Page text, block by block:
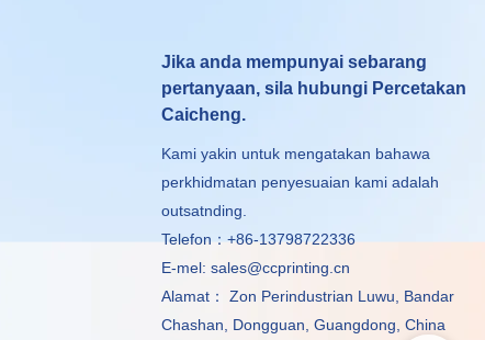
Jika anda mempunyai sebarang
pertanyaan, sila hubungi Percetakan
Caicheng.
Kami yakin untuk mengatakan bahawa
perkhidmatan penyesuaian kami adalah
outsatnding.
Telefon：+86-13798722336
E-mel:sales@ccprinting.cn
Alamat： Zon Perindustrian Luwu, Bandar
Chashan, Dongguan, Guangdong, China